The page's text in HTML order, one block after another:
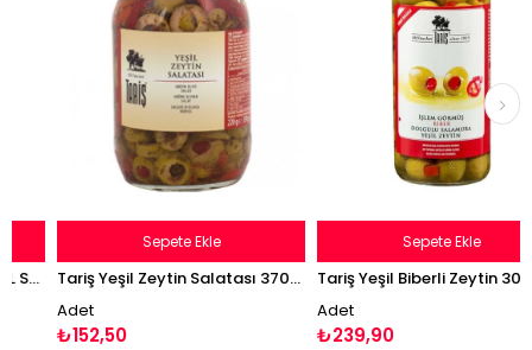
Marmarabirlik Zeytin 800g L Salamura Siyah Zeytin
Tariş Yeşil Zeytin Salatası 370cc
Adet
₺152,50
Sepete Ekle
Tariş Yeşil Biberli Zeytin 300g
Adet
₺239,90
Sepete Ekle